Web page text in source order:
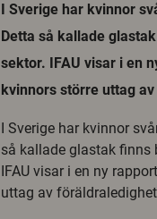
I Sverige har kvinnor
Detta så kallade
sektor. IFAU visar i en
kvinnors större uttag
I Sverige har kvinnor
så kallade glastak finns
IFAU visar i en ny
uttag av